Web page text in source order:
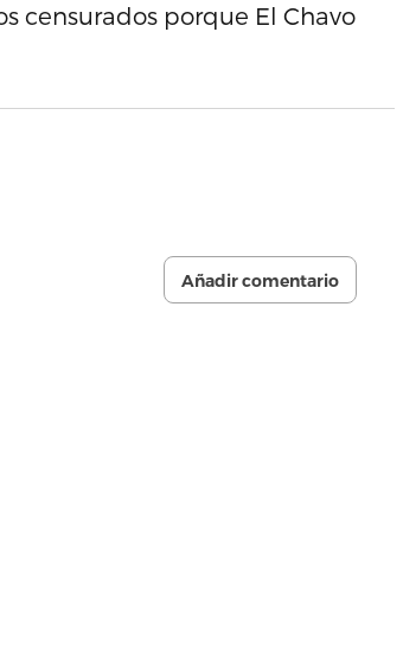
censurados porque El Chavo
Añadir comentario